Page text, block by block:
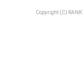
Copyright (C)